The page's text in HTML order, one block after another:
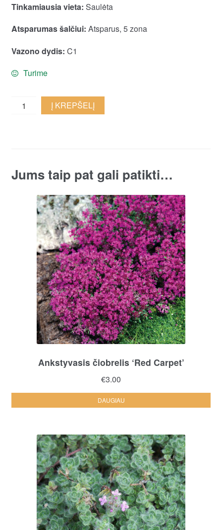
Tinkamiausia vieta: Saulėta
Atsparumas šalčiui: Atsparus, 5 zona
Vazono dydis: C1
Turime
Citrininis
čiobrelis
Į KREPŠELĮ
Jums taip pat gali patikti…
Ankstyvasis čiobrelis ‘Red Carpet’
€3.00
DAUGIAU